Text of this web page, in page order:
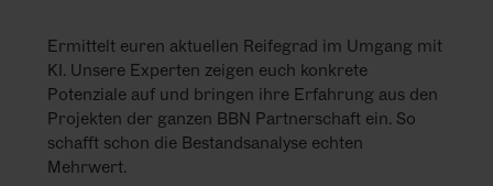
Ermittelt euren aktuellen Reifegrad im Umgang mit
KI. Unsere Experten zeigen euch konkrete
Potenziale auf und bringen ihre Erfahrung aus den
Projekten der ganzen BBN Partnerschaft ein. So
schafft schon die Bestandsanalyse echten
Mehrwert.